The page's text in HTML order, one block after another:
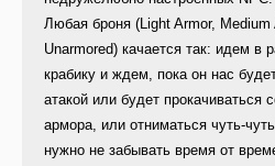
Любая броня (Light Armor,
Unarmored) качается так: идем в
крабику и ждем, пока он нас
атакой или будет прокачиваться
армора, или отниматься чуть-
нужно не забывать время от